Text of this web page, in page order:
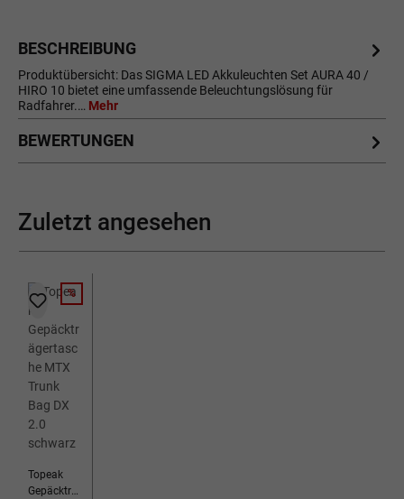
BESCHREIBUNG
Produktübersicht: Das SIGMA LED Akkuleuchten Set AURA 40 /
HIRO 10 bietet eine umfassende Beleuchtungslösung für
Radfahrer.… Mehr
BEWERTUNGEN
Zuletzt angesehen
RABATT
%
Topeak
Gepäckträ